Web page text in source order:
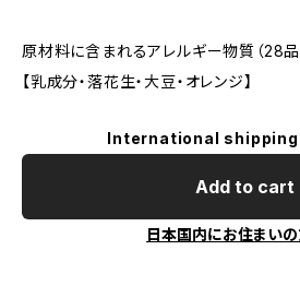
原材料に含まれるアレルギー物質（28品
【乳成分・落花生・大豆・オレンジ】
International
Add to cart
日本国内にお住まい